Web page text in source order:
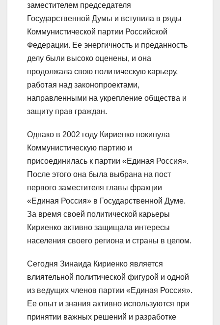
заместителем председателя
Государственной Думы и вступила в ряды
Коммунистической партии Российской
Федерации. Ее энергичность и преданность
делу были высоко оценены, и она
продолжала свою политическую карьеру,
работая над законопроектами,
направленными на укрепление общества и
защиту прав граждан.
Однако в 2002 году Кириенко покинула
Коммунистическую партию и
присоединилась к партии «Единая Россия».
После этого она была выбрана на пост
первого заместителя главы фракции
«Единая Россия» в Государственной Думе.
За время своей политической карьеры
Кириенко активно защищала интересы
населения своего региона и страны в целом.
Сегодня Зинаида Кириенко является
влиятельной политической фигурой и одной
из ведущих членов партии «Единая Россия».
Ее опыт и знания активно используются при
принятии важных решений и разработке